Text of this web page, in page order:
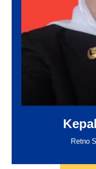
Retno